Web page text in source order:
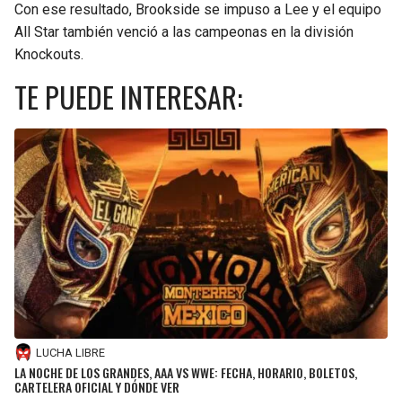
Con ese resultado, Brookside se impuso a Lee y el equipo
All Star también venció a las campeonas en la división
Knockouts.
TE PUEDE INTERESAR:
LUCHA LIBRE
LA NOCHE DE LOS GRANDES, AAA VS WWE: FECHA, HORARIO, BOLETOS,
CARTELERA OFICIAL Y DÓNDE VER